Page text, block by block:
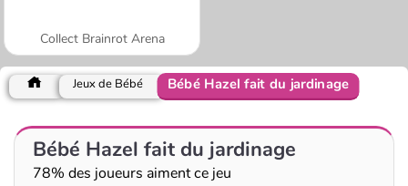
Collect Brainrot Arena
Jeux de Bébé Bébé Hazel fait du jardinage
Bébé Hazel fait du jardinage
78% des joueurs aiment ce jeu